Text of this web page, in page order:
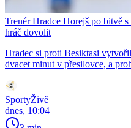
Trenér Hradce Horejš po bitvě
hráč dovolit
Hradec si proti Besiktasi
dvacet minut v přesilovce, a
SportyŽivě
dnes, 10:04